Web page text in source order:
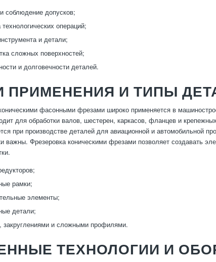
соблюдение допусков;
операций;
и детали;
сложных поверхностей;
и долговечности деталей.
ПРИМЕНЕНИЯ И ТИПЫ
фасонными фрезами широко применяется в
для обработки валов, шестерен, каркасов, фланцев и
при производстве деталей для авиационной и автомобильной
важны. Фрезеровка коническими фрезами позволяет создавать
рамки;
элементы;
детали;
и сложными профилями.
ТЕХНОЛОГИИ И